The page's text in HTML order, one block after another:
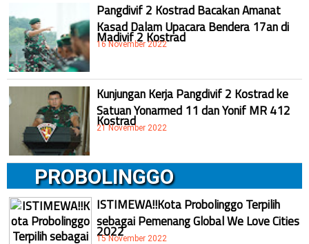
Pangdivif 2 Kostrad Bacakan Amanat
Kasad Dalam Upacara Bendera 17an di
Madivif 2 Kostrad
16 November 2022
Kunjungan Kerja Pangdivif 2 Kostrad ke
Satuan Yonarmed 11 dan Yonif MR 412
Kostrad
21 November 2022
PROBOLINGGO
ISTIMEWA!!Kota Probolinggo Terpilih
sebagai Pemenang Global We Love Cities
2022
15 November 2022